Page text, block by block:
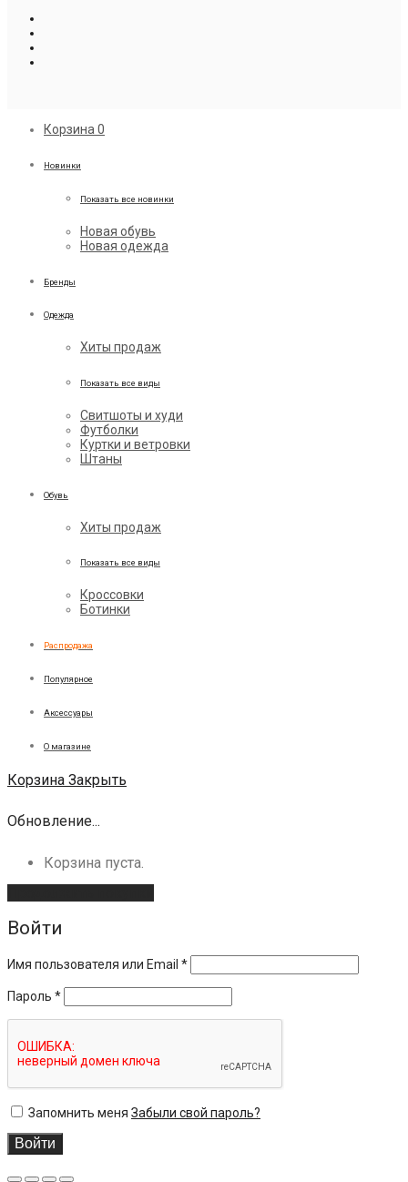
Корзина 0
Новинки
Показать все новинки
Новая обувь
Новая одежда
Бренды
Одежда
Хиты продаж
Показать все виды
Свитшоты и худи
Футболки
Куртки и ветровки
Штаны
Обувь
Хиты продаж
Показать все виды
Кроссовки
Ботинки
Распродажа
Популярное
Аксессуары
О магазине
Корзина Закрыть
Обновление...
Корзина пуста.
Войти
Имя пользователя или Email *
Пароль *
Запомнить меня Забыли свой пароль?
Войти